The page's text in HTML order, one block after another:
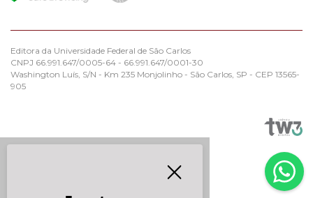
Editora da Universidade Federal de São Carlos
CNPJ 66.991.647/0005-64 - 66.991.647/0001-30
Washington Luís, S/N - Km 235 Monjolinho - São Carlos, SP - CEP 13565-
905